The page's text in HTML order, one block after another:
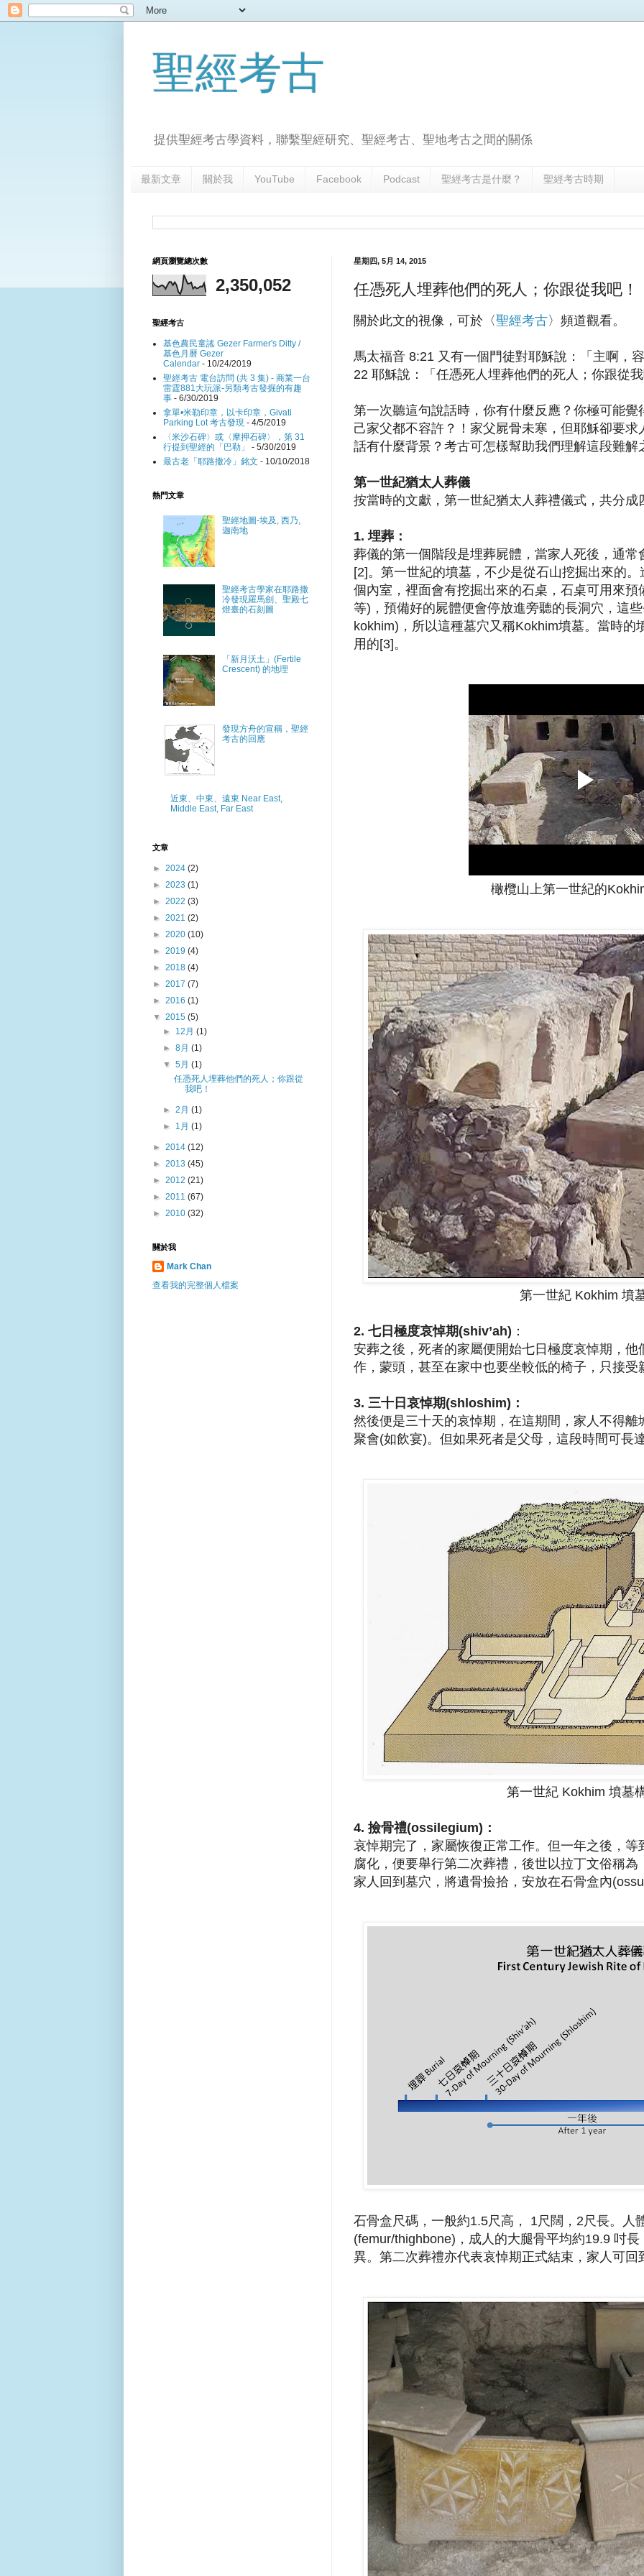
聖經考古
提供聖經考古學資料，聯繫聖經研究、聖經考古、聖地考古之間的關係
最新文章 關於我 YouTube Facebook Podcast 聖經考古是什麼？ 聖經考古時期
星期四, 5月 14, 2015
任憑死人埋葬他們的死人；你跟從我吧！
關於此文的視像，可於〈聖經考古〉頻道觀看。
馬太福音 8:21 又有一個門徒對耶穌說：「主啊，
22 耶穌說：「任憑死人埋葬他們的死人；你跟從
第一次聽這句說話時，你有什麼反應？你極可能
己家父都不容許？！家父屍骨未寒，但耶穌卻要
話有什麼背景？考古可怎樣幫助我們理解這段難解
第一世紀猶太人葬儀
按當時的文獻，第一世紀猶太人葬禮儀式，共分成
1. 埋葬：
葬儀的第一個階段是埋葬屍體，當家人死後，通
[2]。第一世紀的墳墓，不少是從石山挖掘出來的
個內室，裡面會有挖掘出來的石桌，石桌可用來
等)，預備好的屍體便會停放進旁聽的長洞穴，這
kokhim)，所以這種墓穴又稱Kokhim墳墓。當時的
用的[3]。
橄欖山上第一世紀的
第一世紀 Kokhim 墳
2. 七日極度哀悼期(shiv’ah) ：
安葬之後，死者的家屬便開始七日極度哀悼期，
作，蒙頭，甚至在家中也要坐較低的椅子，只接受
3. 三十日哀悼期(shloshim)：
然後便是三十天的哀悼期，在這期間，家人不得
聚會(如飲宴)。但如果死者是父母，這段時間可長
第一世紀 Kokhim 墳墓
4. 撿骨禮(ossilegium)：
哀悼期完了，家屬恢復正常工作。但一年之後，
腐化，便要舉行第二次葬禮，後世以拉丁文俗稱
家人回到墓穴，將遺骨撿拾，安放在石骨盒內
石骨盒尺碼，一般約1.5尺高， 1尺闊，2尺長。人
(femur/thighbone)，成人的大腿骨平均約19.9 吋
異。第二次葬禮亦代表哀悼期正式結束，家人可回
網頁瀏覽總次數
2,350,052
聖經考古
基色農民童謠 Gezer Farmer's Ditty /
基色月曆 Gezer
Calendar - 10/24/2019
聖經考古 電台訪問 (共 3 集) - 商業一台
雷霆881大玩派-另類考古發掘的有趣
事 - 6/30/2019
拿單•米勒印章，以卡印章，Givati
Parking Lot 考古發現 - 4/5/2019
〈米沙石碑〉或〈摩押石碑〉，第 31
行提到聖經的「巴勒」
- 5/30/2019
最古老「耶路撒冷」銘文 - 10/10/2018
熱門文章
聖經地圖-埃及, 西乃,
迦南地
聖經考古學家在耶路撒
冷發現羅馬劍、聖殿七
燈臺的石刻圖
「新月沃土」(Fertile
Crescent) 的地理
發現方舟的宣稱，聖經
考古的回應
近東、中東、遠東 Near East,
Middle East, Far East
文章
► 2024 (2)
► 2023 (1)
► 2022 (3)
► 2021 (2)
► 2020 (10)
► 2019 (4)
► 2018 (4)
► 2017 (7)
► 2016 (1)
▼ 2015 (5)
► 12月(1)
►8月(1)
▼5月(1)
任憑死人埋葬他們的死人；你跟從
我吧！
►2月(1)
► 1月(1)
► 2014 (12)
► 2013 (45)
► 2012 (21)
► 2011 (67)
► 2010 (32)
關於我
Mark Chan
查看我的完整個人檔案